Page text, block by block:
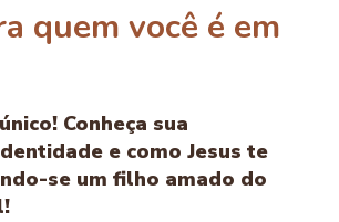
quem você é em
Conheça sua
e como Jesus te
se um filho amado do